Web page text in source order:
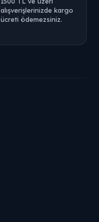
alışverişlerinizde kargo
ücreti ödemezsiniz.